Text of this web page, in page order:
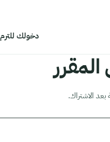
دخولك للترم
الاشتراك.